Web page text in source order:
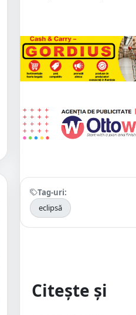
Tag-uri:
eclipsă
Citește și